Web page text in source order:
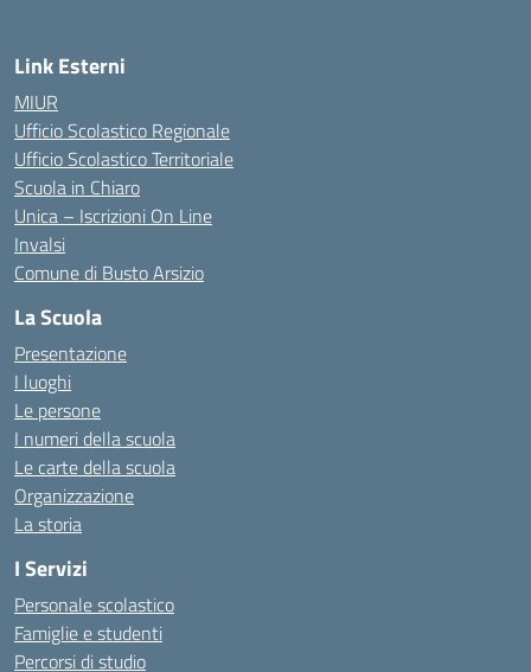
Link Esterni
MIUR
Ufficio Scolastico Regionale
Ufficio Scolastico Territoriale
Scuola in Chiaro
Unica – Iscrizioni On Line
Invalsi
Comune di Busto Arsizio
La Scuola
Presentazione
I luoghi
Le persone
I numeri della scuola
Le carte della scuola
Organizzazione
La storia
I Servizi
Personale scolastico
Famiglie e studenti
Percorsi di studio